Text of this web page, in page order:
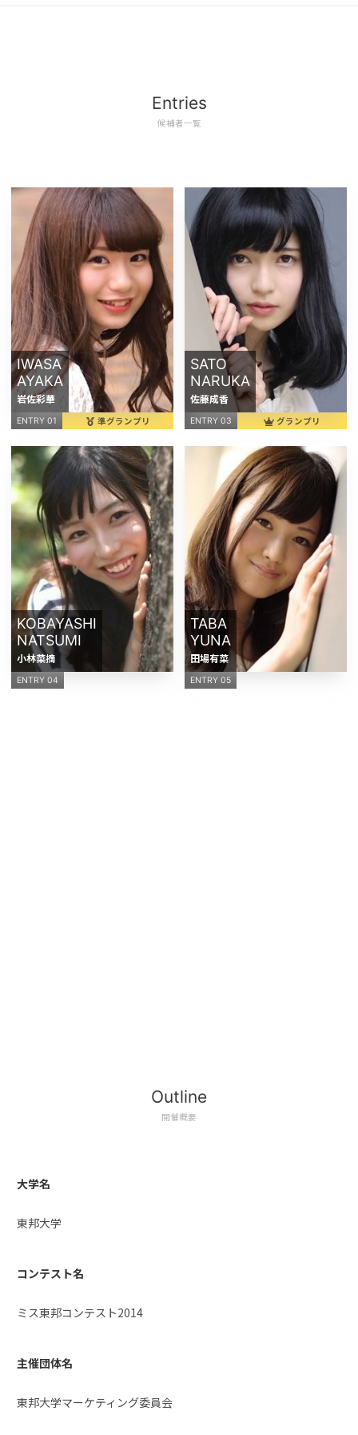
Entries
候補者一覧
IWASA
AYAKA
岩佐彩華
ENTRY 01 準グランプリ
SATO
NARUKA
佐藤成香
ENTRY 03 グランプリ
KOBAYASHI
NATSUMI
小林菜摘
ENTRY 04
TABA
YUNA
田場有菜
ENTRY 05
Outline
開催概要
大学名
東邦大学
コンテスト名
ミス東邦コンテスト2014
主催団体名
東邦大学マーケティング委員会